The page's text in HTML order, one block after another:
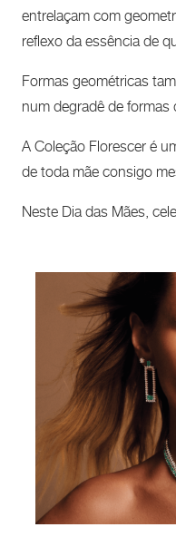
entrelaçam com
reflexo da essência de
Formas geométricas
num degradê de formas
A Coleção Florescer é
de toda mãe consigo
Neste Dia das Mães,